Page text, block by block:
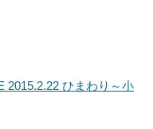
2015.2.22 ひまわり～小